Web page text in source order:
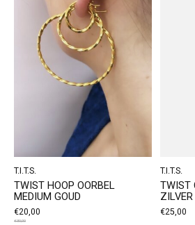
T.I.T.S.
TWIST HOOP OORBEL
MEDIUM GOUD
€20,00
€30,00
T.I.T.S.
TWIST
ZILVER
€25,00